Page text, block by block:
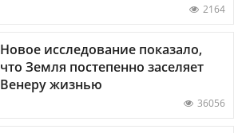
2164
Новое исследование показало,
что Земля постепенно заселяет
Венеру жизнью
36056